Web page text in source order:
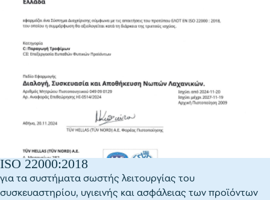
ISO 22000:2018
για τα συστήματα σωστής λειτουργίας του
συσκευαστηρίου, υγιεινής και ασφάλειας των προϊόντων